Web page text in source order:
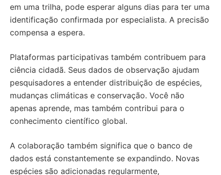
em uma trilha, pode esperar alguns dias para ter uma
identificação confirmada por especialista. A precisão
compensa a espera.
Plataformas participativas também contribuem para
ciência cidadã. Seus dados de observação ajudam
pesquisadores a entender distribuição de espécies,
mudanças climáticas e conservação. Você não
apenas aprende, mas também contribui para o
conhecimento científico global.
A colaboração também significa que o banco de
dados está constantemente se expandindo. Novas
espécies são adicionadas regularmente,